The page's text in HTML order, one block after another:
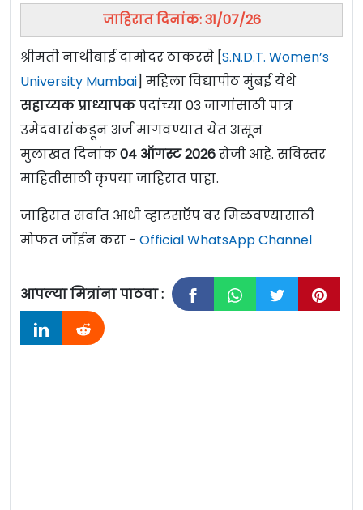
जाहिरात दिनांक: 31/07/26
श्रीमती नाथीबाई दामोदर ठाकरसे [S.N.D.T. Women’s
University Mumbai] महिला विद्यापीठ मुंबई येथे
सहाय्यक प्राध्यापकपदांच्या 03 जागांसाठी पात्र
उमेदवारांकडून अर्ज मागवण्यात येत असून
मुलाखत दिनांक04 ऑगस्ट 2026रोजी आहे. सविस्तर
माहितीसाठी कृपया जाहिरात पाहा.
जाहिरात सर्वात आधी व्हाटसऍप वर मिळवण्यासाठी
मोफत जॉईन करा - Official WhatsApp Channel
आपल्या मित्रांना पाठवा :